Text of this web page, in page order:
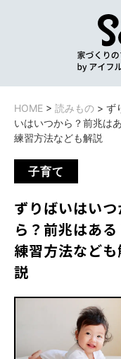
HOME > 読みもの > ず
いはいつから？前兆は
練習方法なども解説
子育て
ずりばいはいつ
ら？前兆はある
練習方法なども
説